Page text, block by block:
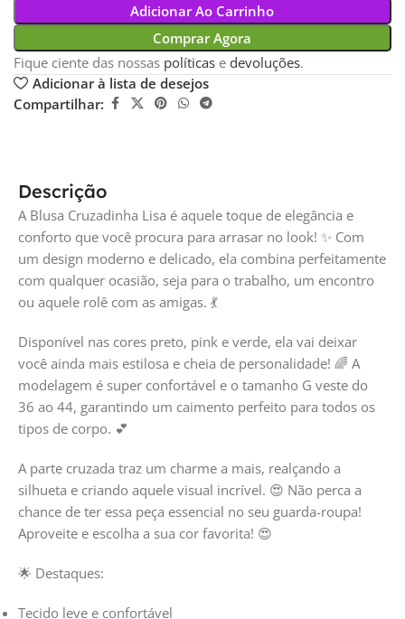
Adicionar Ao Carrinho
Comprar Agora
Fique ciente das nossas políticas e devoluções.
Adicionar à lista de desejos
Compartilhar:
Descrição
A Blusa Cruzadinha Lisa é aquele toque de elegância e
conforto que você procura para arrasar no look! ✨ Com
um design moderno e delicado, ela combina perfeitamente
com qualquer ocasião, seja para o trabalho, um encontro
ou aquele rolê com as amigas. 💃
Disponível nas cores preto, pink e verde, ela vai deixar
você ainda mais estilosa e cheia de personalidade! 🌈 A
modelagem é super confortável e o tamanho G veste do
36 ao 44, garantindo um caimento perfeito para todos os
tipos de corpo. 💕
A parte cruzada traz um charme a mais, realçando a
silhueta e criando aquele visual incrível. 😍 Não perca a
chance de ter essa peça essencial no seu guarda-roupa!
Aproveite e escolha a sua cor favorita! 😍
🌟 Destaques:
Tecido leve e confortável